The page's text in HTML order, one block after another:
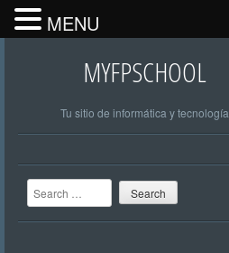
MYFPSCHOOL
Tu sitio de informática y tecnología
Search
MENU